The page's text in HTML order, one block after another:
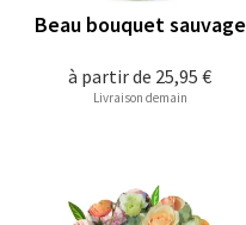
à partir de 25,95 €
Beau bouquet sauvage
Livraison demain